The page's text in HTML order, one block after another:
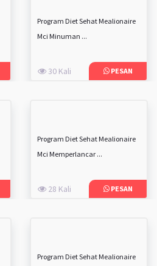
Program Diet Sehat Mealionaire
Mci Minuman ...
30 Kali PESAN
Program Diet Sehat Mealionaire
Mci Memperlancar ...
28 Kali PESAN
Program Diet Sehat Mealionaire